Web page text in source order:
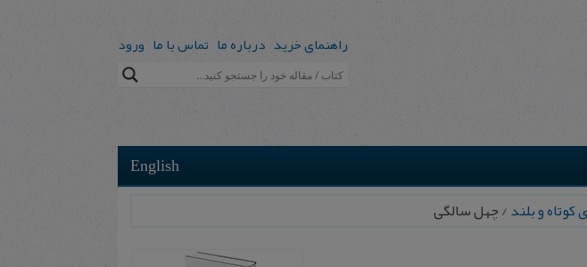
راهنمای خرید درباره ما تماس با ما ورود
English
کوتاه و بلند/ چهل سالگی